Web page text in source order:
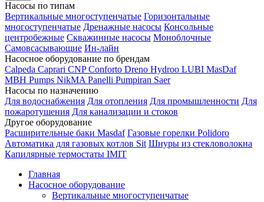
Насосы по типам
Вертикальные многоступенчатые Горизонтальные
многоступенчатые Дренажные насосы Консольные
центробежные Скважинные насосы Моноблочные
Самовсасывающие Ин-лайн
Насосное оборудование по брендам
Calpeda Caprari CNP Conforto Dreno Hydroo LUBI MasDaf
MBH Pumps NikMA Panelli Pumpiran Saer
Насосы по назначению
Для водоснабжения Для отопления Для промышленности Для
пожаротушения Для канализации и стоков
Другое оборудование
Расширительные баки Masdaf Газовые горелки Polidoro
Автоматика для газовых котлов Sit Шнуры из стекловолокна
Капилярные термостаты IMIT
Главная
Насосное оборудование
Вертикальные многоступенчатые